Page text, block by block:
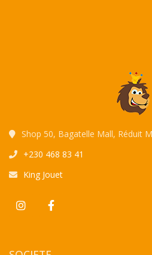
Shop 50, Bagatelle Mall, Réduit
+230 468 83 41
King Jouet